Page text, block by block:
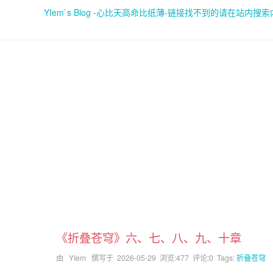
YIem`s Blog -心比天高命比纸薄-链接找不到的请在站内搜索
《折叠苍穹》六、七、八、九、十章
由 YIem 撰写于 2026-05-29 浏览:477 评论:0 Tags:折叠苍穹